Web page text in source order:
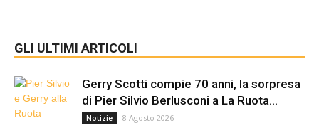
GLI ULTIMI ARTICOLI
Gerry Scotti compie 70 anni, la sorpresa
di Pier Silvio Berlusconi a La Ruota...
Notizie 8 Agosto 2026